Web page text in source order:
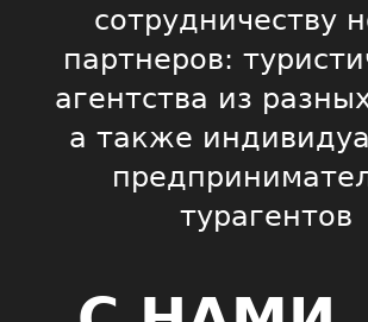
сотрудничеству
партнеров:
агентства из
а также
турагентов